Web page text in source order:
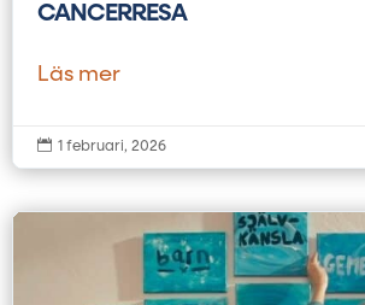
CANCERRESA
Läs mer
 1 februari, 2026